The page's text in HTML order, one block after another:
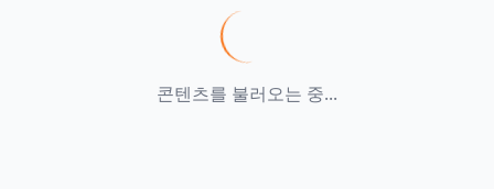
콘텐츠를 불러오는 중...